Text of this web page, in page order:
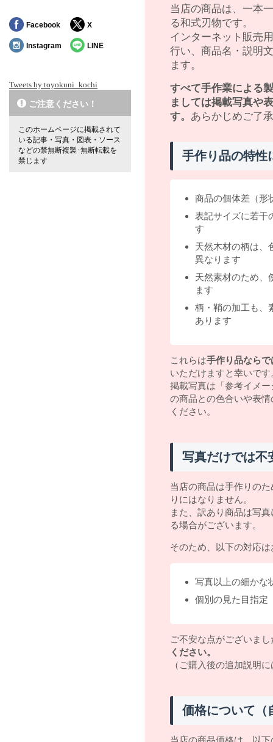
当店の商品は、一本
る和式刃物です。
インターネット販売
行い、商品名・説明
ます。
すべて手作業による
ましては掲載写真や
す。 あらかじめご了
手作り品の特性
商品の個体差（形
表記サイズに若干
す
天然木材の柄は、
異なります
天然素材のため、
ます
柄・鞘の加工も、
あります
これらは手作り品なら
いただけますと幸いです
掲載写真は「参考イメ
の商品との色合いや表
ください。
写真だけでは不
当店の商品は手作りの
りにはなりません。
また、訳あり商品は写
る場合がございます。
そのため、以下の対応
写真以上の細かな
個別の見た目指定
ご不安な点がございまし
ください。
（ご購入後の追加説明
価格について（
当店の商品価格は、以
Facebook X
Instagram LINE
Tweets by toyokuni_kochi
ご注意ください！
このホームページに掲載されて
いる記事・写真・図表・ソース
などの禁無断複製･無断転載を
禁じます